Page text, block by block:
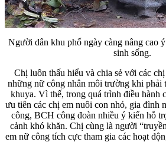
Người dân khu phố ngày càng nâng cao
sinh sống.
Chị luôn thấu hiểu và chia sẻ với các
những nữ công nhân môi trường khi phải
khuya. Vì thế, trong quá trình điều hành
ưu tiên các chị em nuôi con nhỏ, gia đình
công, BCH công đoàn nhiều ý kiến hỗ
cảnh khó khăn. Chị cùng là người
em nữ công tích cực tham gia các hoạt